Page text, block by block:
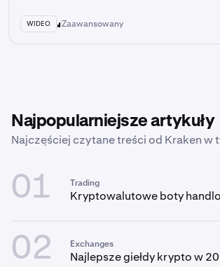
WIDEO Zaawansowany
Najpopularniejsze artykuły
Najczęściej czytane treści od Kraken w
01 Trading
Kryptowalutowe boty
02 Exchanges
Najlepsze giełdy krypto w